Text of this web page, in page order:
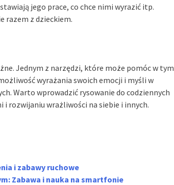
jego prace, co chce nimi wyrazić itp.
razem z dzieckiem.
Jednym z narzędzi, które może pomóc w tym
wyrażania swoich emocji i myśli w
Warto wprowadzić rysowanie do codziennych
i rozwijaniu wrażliwości na siebie i innych.
i zabawy ruchowe
Zabawa i nauka na smartfonie